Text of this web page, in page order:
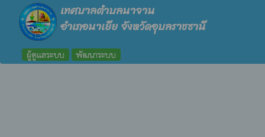
เทศบาลตำบลนาจาน
อำเภอนาเยีย จังหวัดอุบลราชธานี
ผู้ดูแลระบบ พัฒนาระบบ